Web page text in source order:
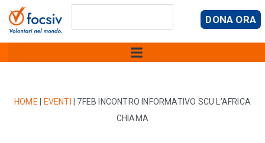
DONA ORA
HOME EVENTI
7FEB INCONTRO INFORMATIVO SCU L’AFRICA
CHIAMA